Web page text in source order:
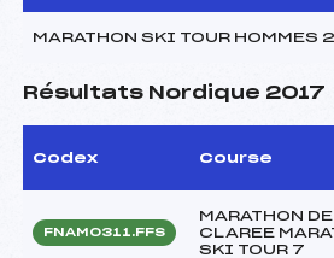
MARATHON SKI TOUR HOMMES
Résultats Nordique 2017
Codex Course
FNAM0311.FFS
MARATHON
CLAREE
SKI TOUR 7